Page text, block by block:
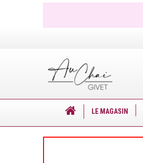
LE MAGASIN